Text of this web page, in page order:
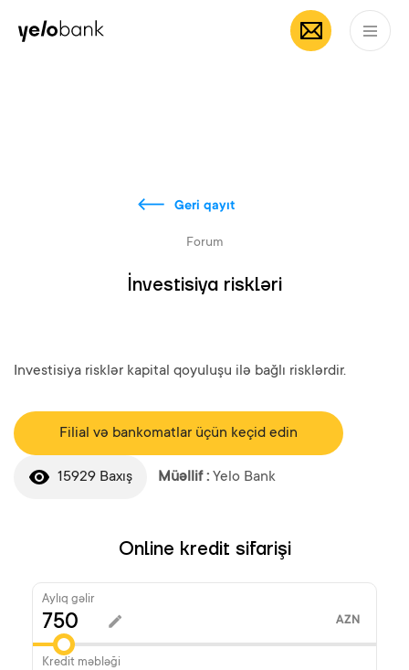
Fərdi Biznes
Geri qayıt
Forum
İnvestisiya riskləri
Investisiya risklər kapital qoyuluşu ilə bağlı risklərdir.
Filial və bankomatlar üçün keçid edin
15929 Baxış Müəllif : Yelo Bank
Online kredit sifarişi
Aylıq gəlir
AZN
Kredit məbləği